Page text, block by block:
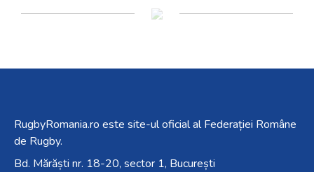
RugbyRomania.ro este site-ul oficial al Federației Române
de Rugby.
Bd. Mărăști nr. 18-20, sector 1, București